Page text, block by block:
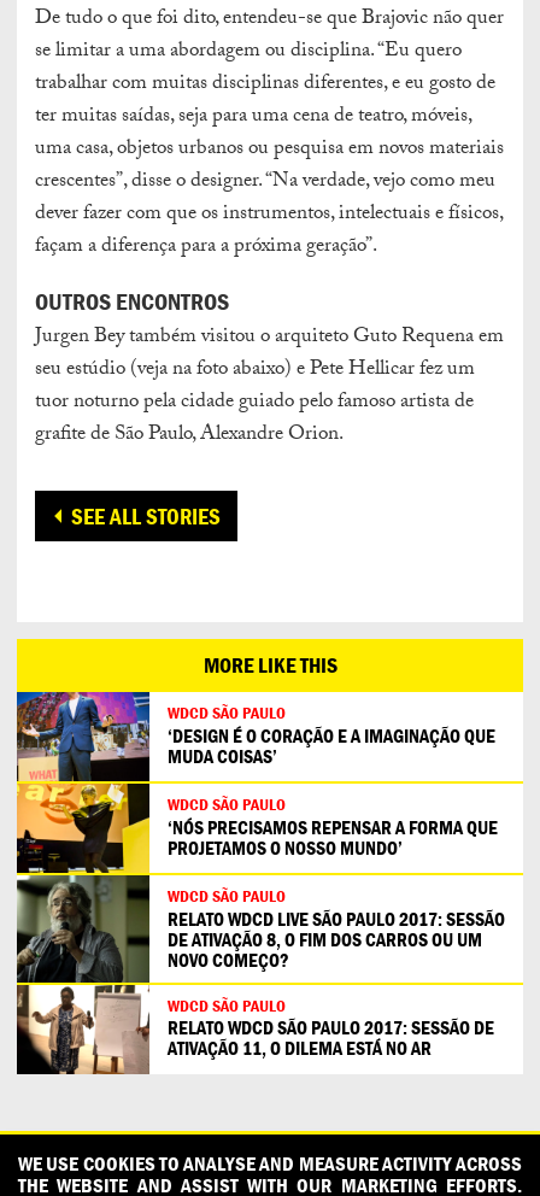
De tudo o que foi dito, entendeu-se que Brajovic não quer
se limitar a uma abordagem ou disciplina. “Eu quero
trabalhar com muitas disciplinas diferentes, e eu gosto de
ter muitas saídas, seja para uma cena de teatro, móveis,
uma casa, objetos urbanos ou pesquisa em novos materiais
crescentes”, disse o designer. “Na verdade, vejo como meu
dever fazer com que os instrumentos, intelectuais e físicos,
façam a diferença para a próxima geração”.
OUTROS ENCONTROS
Jurgen Bey também visitou o arquiteto Guto Requena em
seu estúdio (veja na foto abaixo) e Pete Hellicar fez um
tuor noturno pela cidade guiado pelo famoso artista de
grafite de São Paulo, Alexandre Orion.
SEE ALL STORIES
MORE LIKE THIS
WDCD SÃO PAULO
‘DESIGN É O CORAÇÃO E A IMAGINAÇÃO QUE
MUDA COISAS’
WDCD SÃO PAULO
‘NÓS PRECISAMOS REPENSAR A FORMA QUE
PROJETAMOS O NOSSO MUNDO’
WDCD SÃO PAULO
RELATO WDCD LIVE SÃO PAULO 2017: SESSÃO
DE ATIVAÇÃO 8, O FIM DOS CARROS OU UM
NOVO COMEÇO?
WDCD SÃO PAULO
RELATO WDCD SÃO PAULO 2017: SESSÃO DE
ATIVAÇÃO 11, O DILEMA ESTÁ NO AR
CONTACT OUR PARTNERS PRESS
PRIVACY POLICY
WHAT DESIGN CAN DO IS INITIATED AND PRODUCED BY
WE USE COOKIES TO ANALYSE AND MEASURE ACTIVITY ACROSS
THE WEBSITE AND ASSIST WITH OUR MARKETING EFFORTS.